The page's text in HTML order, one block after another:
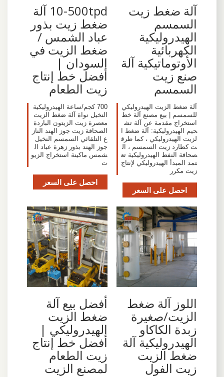
آلة ضغط زيت
السمسم
الهيدروليكية
الكهربائية
الأوتوماتيكية آلة
صنع زيت
السمسم
آلة ضغط الزيت الهيدروليكي
للسمسم | بيع مصنع آلة خط
استخراج مقدمة عن آلة تش
حيم الهيدروليكية: آلة ضغط ا
لزيت الهيدروليكي ، كما طرق
ت كطارد زيت السمسم ، ال
صحافة النفط الهيدروليكية تع
تمد المبدأ الهيدروليكي لإنتاج
زيت مكرر
احصل على السعر
10-500tpd آلة
ضغط زيت بذور
عباد الشمس /
ضغط الزيت في
السودان |
أفضل خط إنتاج
زيت الطعام
700 كجم/ساعة الهيدروليكية
النخيل نواة آلة ضغط الزيت
معصرة زيت الزيتون الباردة
الصحافة زيت جوز الهند الناز
ع التلقائي السمسم النخيل
جوز الهند بذور زهرة عباد ال
شمس ماكينة استخراج الزيو
ت
احصل على السعر
اللوز آلة ضغط
الزيت/صغيرة
زبدة الكاكاو
الهيدروليكية آلة
ضغط الزيت
زيت الفول
أفضل بيع آلة
ضغط الزيت
الهيدروليكي |
أفضل خط إنتاج
زيت الطعام
لمصنع الزيت